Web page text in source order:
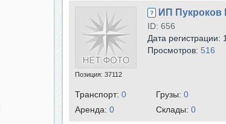
Позиция: 37112
ИП
ID: 656
Дата регистрации:
Просмотров: 516
Транспорт: 0 Грузы: 0
Аренда: 0 Cклады: 0